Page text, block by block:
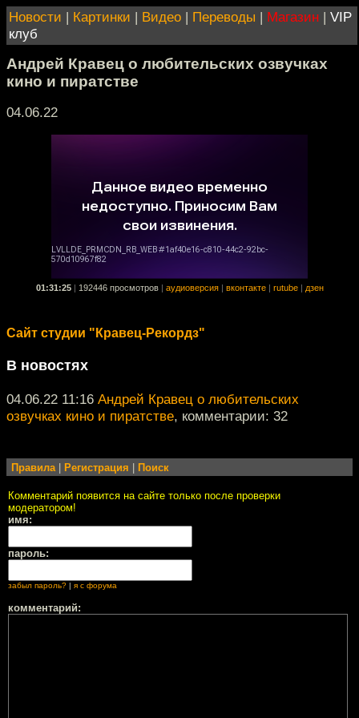
Новости | Картинки | Видео | Переводы | Магазин | VIP
клуб
Андрей Кравец о любительских озвучках
кино и пиратстве
04.06.22
01:31:25 192446 просмотров аудиоверсия вконтакте rutube дзен
Сайт студии "Кравец-Рекордз"
В новостях
04.06.22 11:16 Андрей Кравец о любительских
озвучках кино и пиратстве, комментарии: 32
Правила| Регистрация Поиск
Комментарий появится на сайте только после проверки
модератором!
имя:
пароль:
забыл пароль? я с форума
комментарий: